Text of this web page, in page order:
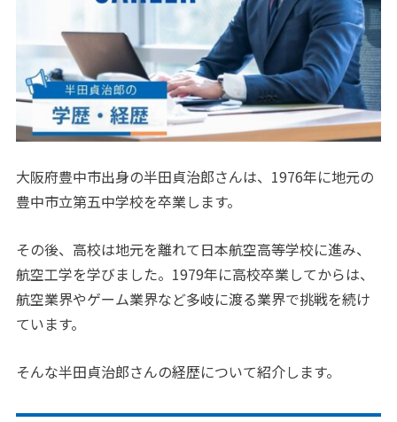
大阪府豊中市出身の半田貞治郎さんは、1976年に地元の
豊中市立第五中学校を卒業します。
その後、高校は地元を離れて日本航空高等学校に進み、
航空工学を学びました。1979年に高校卒業してからは、
航空業界やゲーム業界など多岐に渡る業界で挑戦を続け
ています。
そんな半田貞治郎さんの経歴について紹介します。